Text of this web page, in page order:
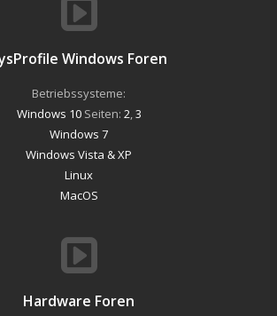
Windows Foren
Betriebssysteme:
Windows 10Seiten: 2,3
Windows 7
Windows Vista & XP
Linux
MacOS
Hardware Foren